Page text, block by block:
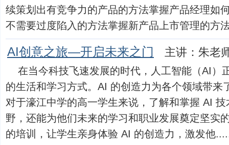
续策划出有竞争力的产品的方法掌握产品经理如
不需要过度陷入的方法掌握新产品上市管理的方
AI创意之旅—开启未来之门 主讲：朱老
在当今科技飞速发展的时代，人工智能（AI）
的生活和学习方式。AI 的创造力为各个领域带来
对于濠江中学的高一学生来说，了解和掌握 AI
野，还能为他们未来的学习和职业发展奠定坚实
的培训，让学生亲身体验 AI 的创造力，激发他